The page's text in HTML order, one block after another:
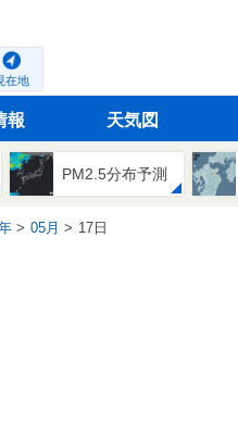
在地
報 天気図
PM2.5分布予測
05月 17日